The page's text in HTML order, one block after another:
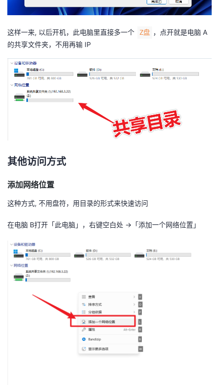
这样一来, 以后开机，此电脑里直接多一个 Z盘 ，点开就是电脑 A
的共享文件夹，不用再输 IP
其他访问方式
添加网络位置
这种方式, 不用盘符，用目录的形式来快速访问
在电脑 B打开「此电脑」，右键空白处 →「添加一个网络位置」